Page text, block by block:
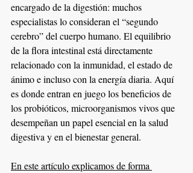
encargado de la digestión: muchos
especialistas lo consideran el “segundo
cerebro” del cuerpo humano. El equilibrio
de la flora intestinal está directamente
relacionado con la inmunidad, el estado de
ánimo e incluso con la energía diaria. Aquí
es donde entran en juego los beneficios de
los probióticos, microorganismos vivos que
desempeñan un papel esencial en la salud
digestiva y en el bienestar general.
En este artículo explicamos de forma